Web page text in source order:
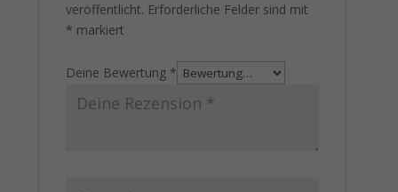
veröffentlicht. Erforderliche Felder sind mit
* markiert
Deine Bewertung *